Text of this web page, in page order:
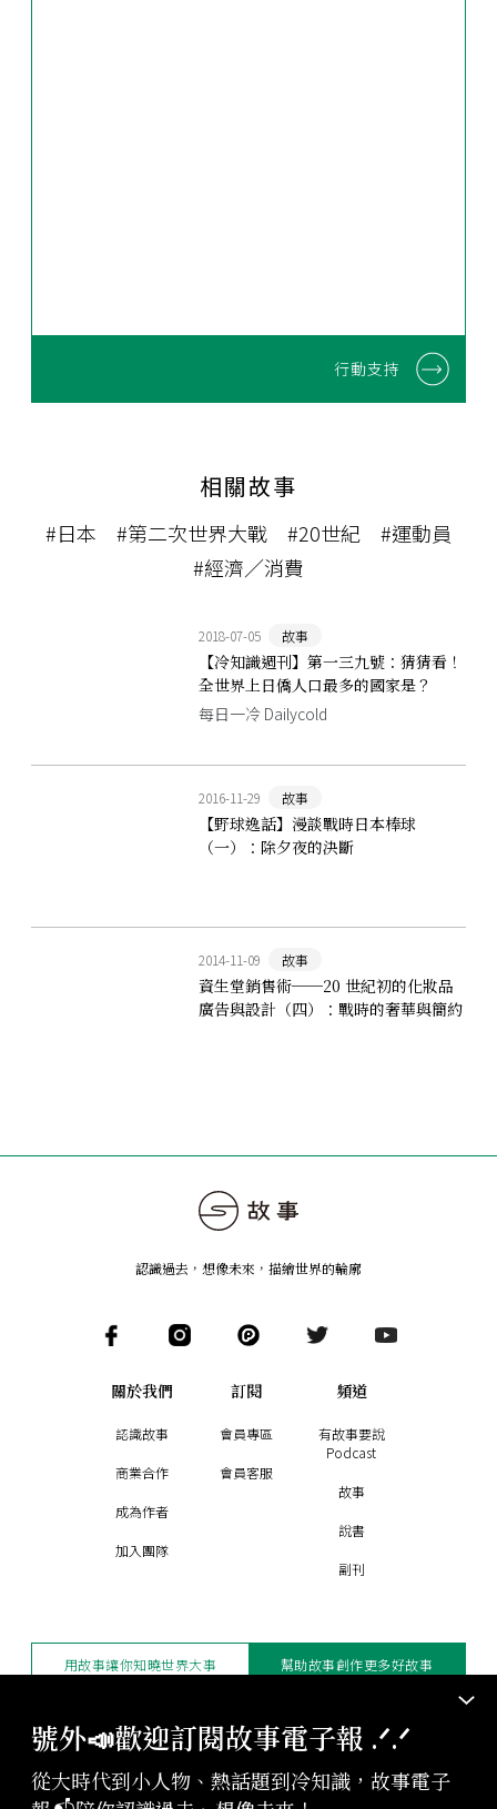
行動支持
相關故事
#日本 #第二次世界大戰 #20世紀
#運動員
#經濟／消費
2018-07-05 故事
【冷知識週刊】第一三九號：猜猜看！
全世界上日僑人口最多的國家是？
每日一冷 Dailycold
2016-11-29 故事
【野球逸話】漫談戰時日本棒球
（一）：除夕夜的決斷
2014-11-09 故事
資生堂銷售術──20 世紀初的化妝品
廣告與設計（四）：戰時的奢華與簡約
號外📣歡迎訂閱故事電子報 .ᐟ‪‪.ᐟ
從大時代到小人物、熱話題到冷知識，故事電子
認識過去，想像未來 ， 描繪世界的輪廓
關於我們
認識故事
商業合作
成為作者
加入團隊
訂閱
會員專區
會員客服
頻道
有故事要說
Podcast
故事
說書
副刊
版權聲明與轉載規範
用故事讓你知曉世界大事 幫助故事創作更多好故事